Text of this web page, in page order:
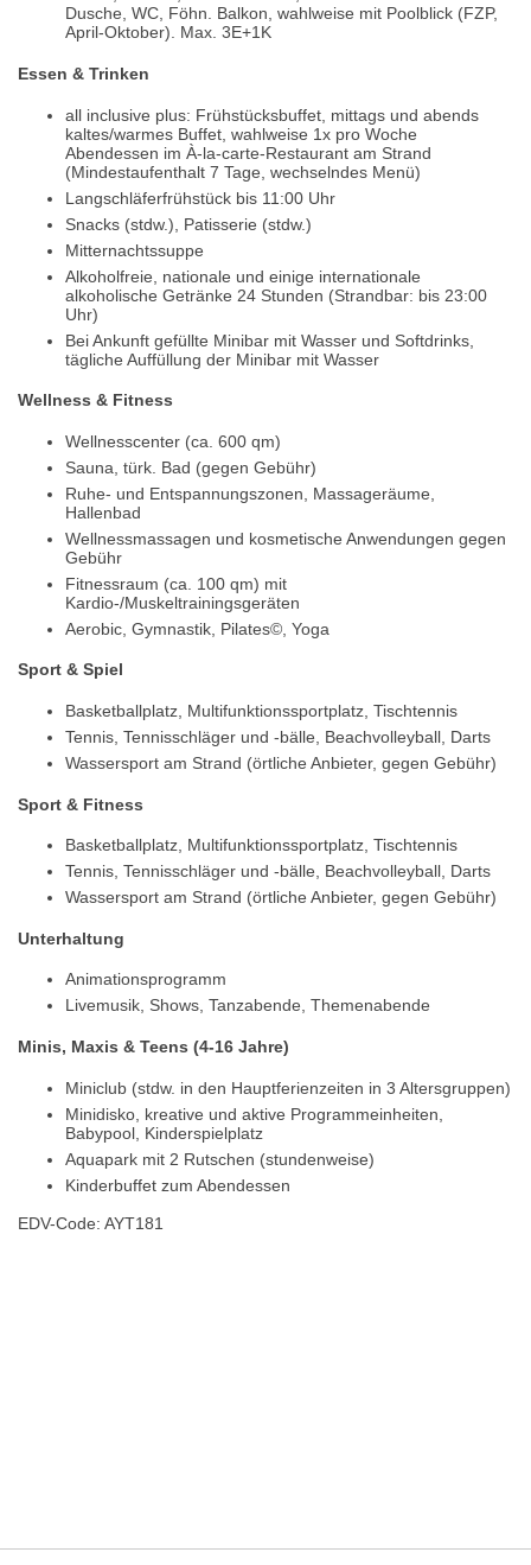
Dusche, WC, Föhn. Balkon, wahlweise mit Poolblick (FZP,
April-Oktober). Max. 3E+1K
Essen & Trinken
all inclusive plus: Frühstücksbuffet, mittags und abends
kaltes/warmes Buffet, wahlweise 1x pro Woche
Abendessen im À-la-carte-Restaurant am Strand
(Mindestaufenthalt 7 Tage, wechselndes Menü)
Langschläferfrühstück bis 11:00 Uhr
Snacks (stdw.), Patisserie (stdw.)
Mitternachtssuppe
Alkoholfreie, nationale und einige internationale
alkoholische Getränke 24 Stunden (Strandbar: bis 23:00
Uhr)
Bei Ankunft gefüllte Minibar mit Wasser und Softdrinks,
tägliche Auffüllung der Minibar mit Wasser
Wellness & Fitness
Wellnesscenter (ca. 600 qm)
Sauna, türk. Bad (gegen Gebühr)
Ruhe- und Entspannungszonen, Massageräume,
Hallenbad
Wellnessmassagen und kosmetische Anwendungen gegen
Gebühr
Fitnessraum (ca. 100 qm) mit
Kardio-/Muskeltrainingsgeräten
Aerobic, Gymnastik, Pilates©, Yoga
Sport & Spiel
Basketballplatz, Multifunktionssportplatz, Tischtennis
Tennis, Tennisschläger und -bälle, Beachvolleyball, Darts
Wassersport am Strand (örtliche Anbieter, gegen Gebühr)
Sport & Fitness
Basketballplatz, Multifunktionssportplatz, Tischtennis
Tennis, Tennisschläger und -bälle, Beachvolleyball, Darts
Wassersport am Strand (örtliche Anbieter, gegen Gebühr)
Unterhaltung
Animationsprogramm
Livemusik, Shows, Tanzabende, Themenabende
Minis, Maxis & Teens (4-16 Jahre)
Miniclub (stdw. in den Hauptferienzeiten in 3 Altersgruppen)
Minidisko, kreative und aktive Programmeinheiten,
Babypool, Kinderspielplatz
Aquapark mit 2 Rutschen (stundenweise)
Kinderbuffet zum Abendessen
EDV-Code: AYT181